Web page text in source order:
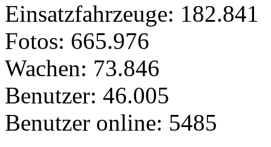
Einsatzfahrzeuge: 182.841
Fotos: 665.976
Wachen: 73.846
Benutzer: 46.005
Benutzer online: 5485